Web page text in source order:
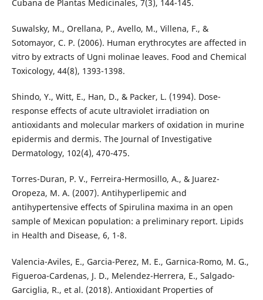
Cubana de Plantas Medicinales, 7(3), 144-145.
Suwalsky, M., Orellana, P., Avello, M., Villena, F., &
Sotomayor, C. P. (2006). Human erythrocytes are affected in
vitro by extracts of Ugni molinae leaves. Food and Chemical
Toxicology, 44(8), 1393-1398.
Shindo, Y., Witt, E., Han, D., & Packer, L. (1994). Dose-
response effects of acute ultraviolet irradiation on
antioxidants and molecular markers of oxidation in murine
epidermis and dermis. The Journal of Investigative
Dermatology, 102(4), 470-475.
Torres-Duran, P. V., Ferreira-Hermosillo, A., & Juarez-
Oropeza, M. A. (2007). Antihyperlipemic and
antihypertensive effects of Spirulina maxima in an open
sample of Mexican population: a preliminary report. Lipids
in Health and Disease, 6, 1-8.
Valencia-Aviles, E., Garcia-Perez, M. E., Garnica-Romo, M. G.,
Figueroa-Cardenas, J. D., Melendez-Herrera, E., Salgado-
Garciglia, R., et al. (2018). Antioxidant Properties of